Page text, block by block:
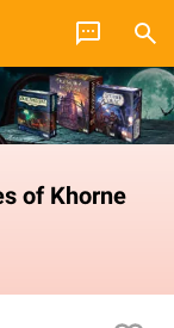
of Khorne